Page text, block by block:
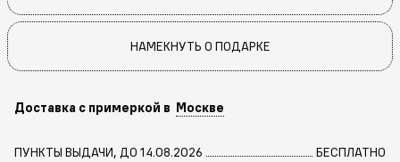
НАМЕКНУТЬ О ПОДАРКЕ
Доставка с примеркой в Москве
ПУНКТЫ ВЫДАЧИ, ДО 14.08.2026
БЕСПЛАТНО